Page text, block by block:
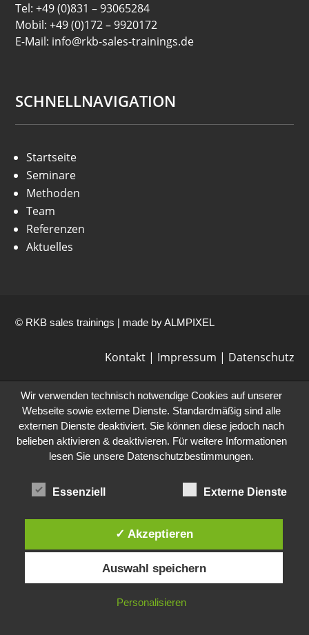
Tel: +49 (0)831 – 93065284
Mobil: +49 (0)172 – 9920172
E-Mail: info@rkb-sales-trainings.de
SCHNELLNAVIGATION
Startseite
Seminare
Methoden
Team
Referenzen
Aktuelles
© RKB sales trainings | made byALMPIXEL
Kontakt| Impressum | Datenschutz
Wir verwenden technisch notwendige Cookies auf unserer
Webseite sowie externe Dienste. Standardmäßig sind alle
externen Dienste deaktiviert. Sie können diese jedoch nach
belieben aktivieren & deaktivieren. Für weitere Informationen
lesen Sie unsere Datenschutzbestimmungen.
Essenziell Externe Dienste
✓ Akzeptieren
Auswahl speichern
Personalisieren